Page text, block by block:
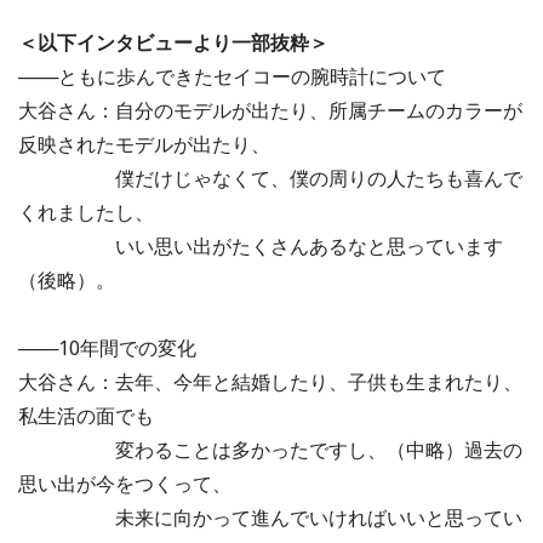
＜以下インタビューより一部抜粋＞
───ともに歩んできたセイコーの腕時計について
大谷さん：自分のモデルが出たり、所属チームのカラーが
反映されたモデルが出たり、
僕だけじゃなくて、僕の周りの人たちも喜んで
くれましたし、
いい思い出がたくさんあるなと思っています
（後略）。
───10年間での変化
大谷さん：去年、今年と結婚したり、子供も生まれたり、
私生活の面でも
変わることは多かったですし、（中略）過去の
思い出が今をつくって、
未来に向かって進んでいければいいと思ってい